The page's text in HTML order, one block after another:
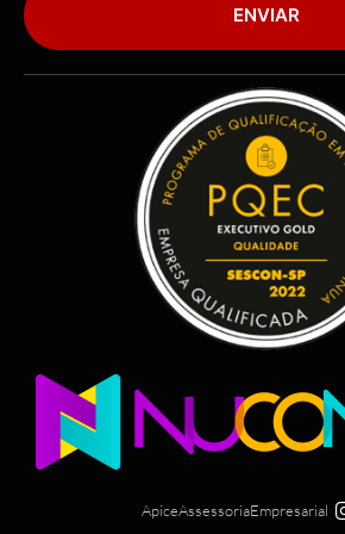
ENVIAR
ApiceAssessoriaEmpresarial